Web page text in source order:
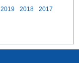
2019 2018
2017